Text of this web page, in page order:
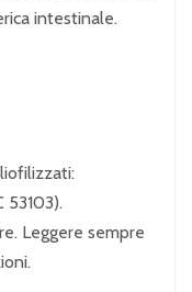
intestinale.
53103).
Leggere sempre